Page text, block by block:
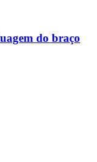
do braço